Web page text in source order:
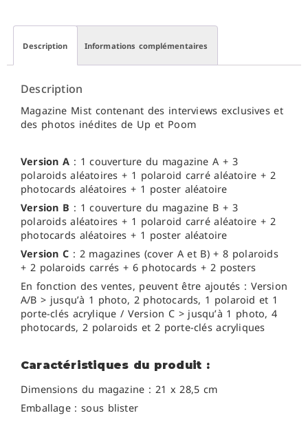
Description Informations complémentaires
Description
Magazine Mist contenant des interviews exclusives et
des photos inédites de Up et Poom
Version A : 1 couverture du magazine A + 3
polaroids aléatoires + 1 polaroid carré aléatoire + 2
photocards aléatoires + 1 poster aléatoire
Version B : 1 couverture du magazine B + 3
polaroids aléatoires + 1 polaroid carré aléatoire + 2
photocards aléatoires + 1 poster aléatoire
Version C : 2 magazines (cover A et B) + 8 polaroids
+ 2 polaroids carrés + 6 photocards + 2 posters
En fonction des ventes, peuvent être ajoutés : Version
A/B > jusqu’à 1 photo, 2 photocards, 1 polaroid et 1
porte-clés acrylique / Version C > jusqu’à 1 photo, 4
photocards, 2 polaroids et 2 porte-clés acryliques
Caractéristiques du produit :
Dimensions du magazine : 21 x 28,5 cm
Emballage : sous blister